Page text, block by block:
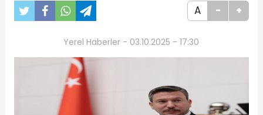
A - +
Yerel Haberler - 03.10.2025 - 17:30